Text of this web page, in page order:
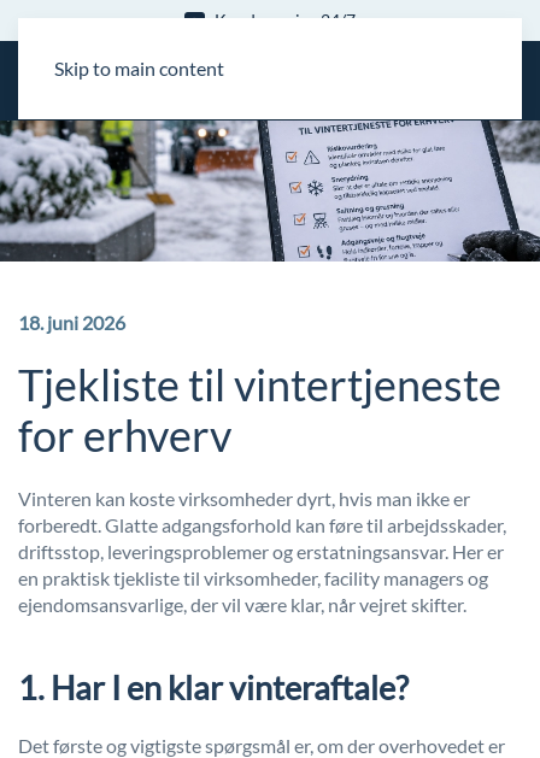
Skip to main content
Kundeservice 24/7
18. juni 2026
Tjekliste til vintertjeneste
for erhverv
Vinteren kan koste virksomheder dyrt, hvis man ikke er
forberedt. Glatte adgangsforhold kan føre til arbejdsskader,
driftsstop, leveringsproblemer og erstatningsansvar. Her er
en praktisk tjekliste til virksomheder, facility managers og
ejendomsansvarlige, der vil være klar, når vejret skifter.
1. Har I en klar vinteraftale?
Det første og vigtigste spørgsmål er, om der overhovedet er